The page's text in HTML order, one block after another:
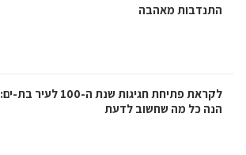
התנדבות מאהבה
לקראת פתיחת חגיגות שנת ה-100 לעיר בת-ים:
הנה כל מה שחשוב לדעת